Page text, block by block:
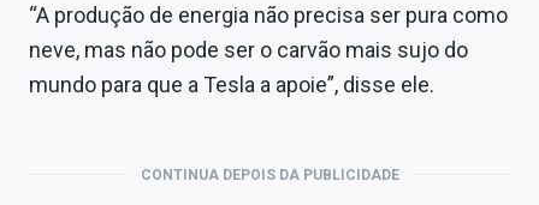
“A produção de energia não precisa ser pura como
neve, mas não pode ser o carvão mais sujo do
mundo para que a Tesla a apoie”, disse ele.
CONTINUA DEPOIS DA PUBLICIDADE